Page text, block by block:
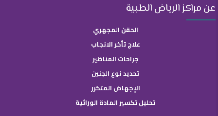
عن مراكز الرياض الطبية
الحقن المجهري
علاج تأخر الانجاب
جراحات المناظير
تحديد نوع الجنين
الإجهاض المتكرر
تحليل تكسير المادة الوراثية